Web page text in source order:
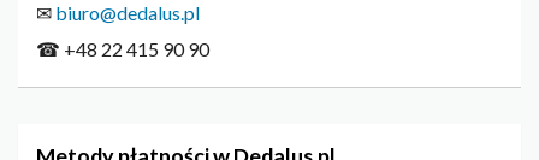
✉ biuro@dedalus.pl
☎ +48 22 415 90 90